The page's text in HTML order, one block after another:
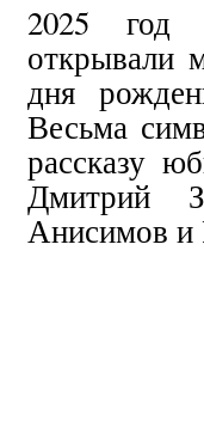
2025 год
открывали
дня
Весьма
рассказу
Дмитрий
Анисимов и